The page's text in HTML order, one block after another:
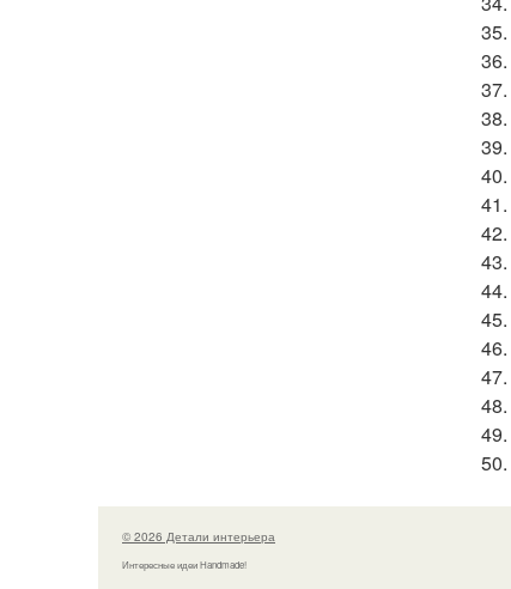
35.
36.
37.
38.
39.
40.
41.
42.
43.
44.
45.
46.
47.
48.
49.
50.
© 2026 Детали интерьера
Интересные идеи Handmade!